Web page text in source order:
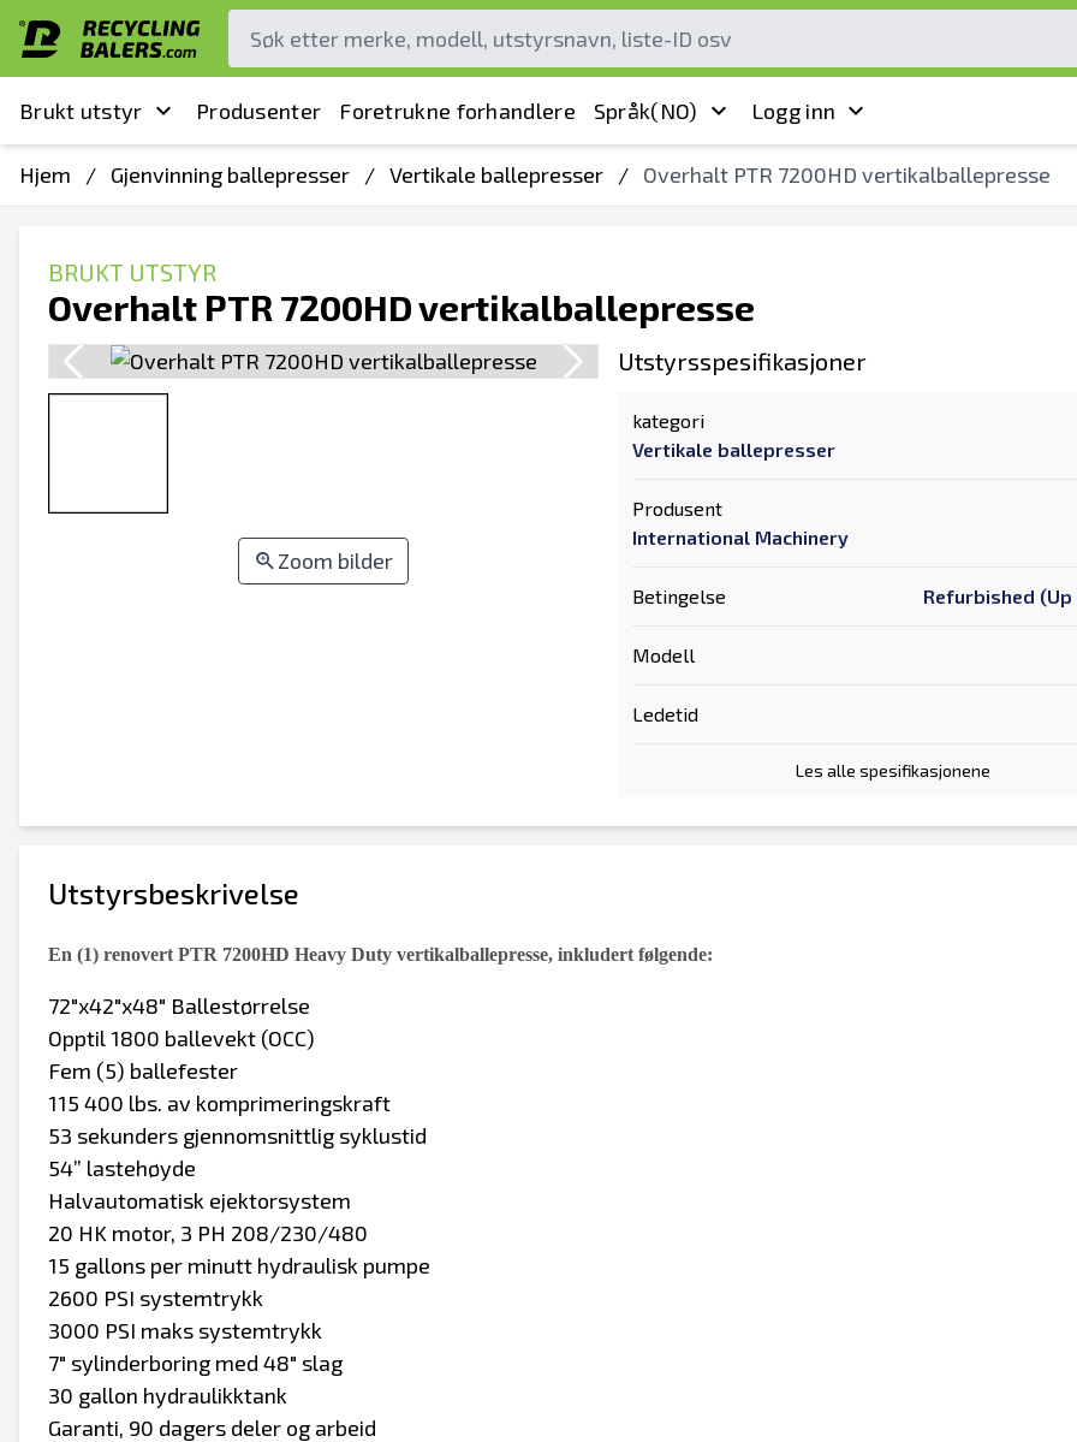
Brukt utstyr Produsenter Foretrukne forhandlere Språk(NO) Logg inn
Hjem / Gjenvinning ballepresser / Vertikale ballepresser / Overhalt PTR 7200HD vertikalballepresse
BRUKT UTSTYR
Overhalt PTR 7200HD vertikalballepresse
Zoom bilder
Utstyrsspesifikasjoner
kategori
Vertikale ballepresser
Produsent
International Machinery
Betingelse Refurbished (Up
Modell
Ledetid
Les alle spesifikasjonene
Utstyrsbeskrivelse
En (1) renovert PTR 7200HD Heavy Duty vertikalballepresse, inkludert følgende:
72"x42"x48" Ballestørrelse
Opptil 1800 ballevekt (OCC)
Fem (5) ballefester
115 400 lbs. av komprimeringskraft
53 sekunders gjennomsnittlig syklustid
54” lastehøyde
Halvautomatisk ejektorsystem
20 HK motor, 3 PH 208/230/480
15 gallons per minutt hydraulisk pumpe
2600 PSI systemtrykk
3000 PSI maks systemtrykk
7" sylinderboring med 48" slag
30 gallon hydraulikktank
Garanti, 90 dagers deler og arbeid